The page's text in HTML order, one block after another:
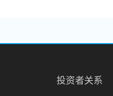
投资者关系